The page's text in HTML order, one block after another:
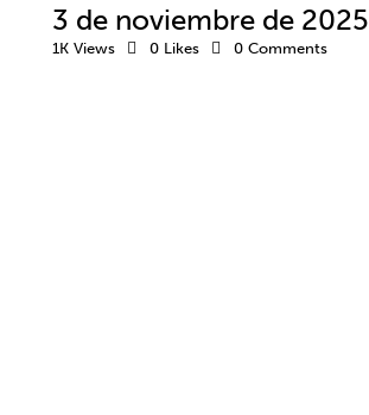
3 de noviembre de 2025
1K Views 0 Likes 0 Comments